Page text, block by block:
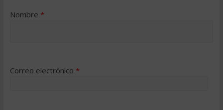
Nombre *
Correo electrónico *